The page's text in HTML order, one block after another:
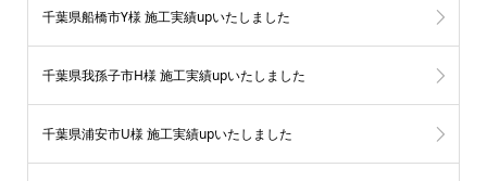
千葉県船橋市Y様 施工実績upいたしました
千葉県我孫子市H様 施工実績upいたしました
千葉県浦安市U様 施工実績upいたしました